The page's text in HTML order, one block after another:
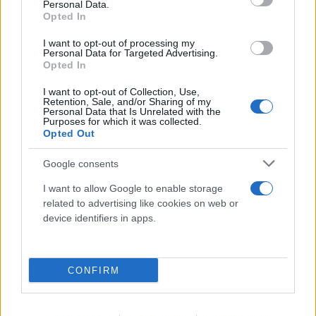
Personal Data.
Opted In
I want to opt-out of processing my
Personal Data for Targeted Advertising.
Opted In
I want to opt-out of Collection, Use,
Retention, Sale, and/or Sharing of my
Personal Data that Is Unrelated with the
Purposes for which it was collected.
Opted Out
Google consents
I want to allow Google to enable storage
related to advertising like cookies on web or
device identifiers in apps.
CONFIRM
Συνεχίζεται η μεγάλη έξοδος από την Αθήνα:
«Βουλιάζουν» τα λιμάνια - Πληρότητες 100%
στα πλοία
08.08.2026